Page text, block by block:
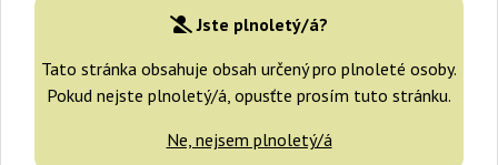
Jste plnoletý/á?
Tato stránka obsahuje obsah určený pro plnoleté osoby.
Pokud nejste plnoletý/á, opusťte prosím tuto stránku.
Ne, nejsem plnoletý/á